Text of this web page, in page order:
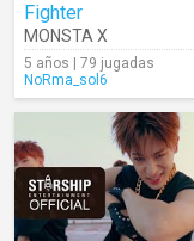
Fighter
MONSTA X
5 años | 79 jugadas
NoRma_sol6